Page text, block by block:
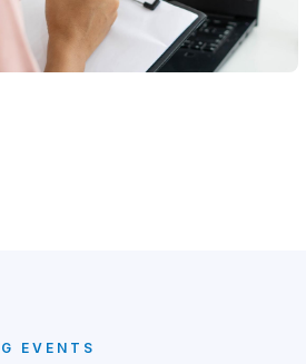
EVENTS